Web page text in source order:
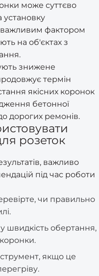
може суттєво
важливим фактором
на об'єктах з
знижене
термін
якісних коронок
бетонної
дорогих ремонів.
розеток
важливо
під час роботи
чи правильно
швидкість обертання,
якщо це